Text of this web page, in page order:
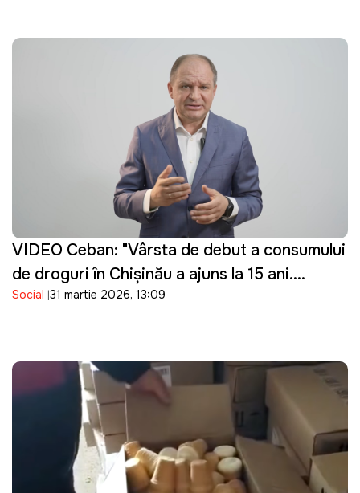
VIDEO Ceban: "Vârsta de debut a consumului
de droguri în Chișinău a ajuns la 15 ani.
Guvernarea cu ce se ocupă?"
Social 31 martie 2026, 13:09